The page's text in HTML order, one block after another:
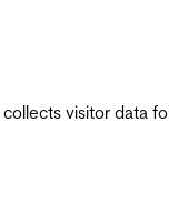
visitor data